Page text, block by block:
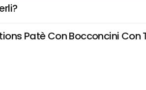
Patè Con Bocconcini